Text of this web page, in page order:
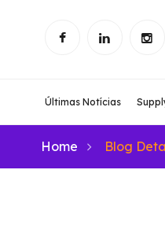
Últimas Notícias
Home Blog